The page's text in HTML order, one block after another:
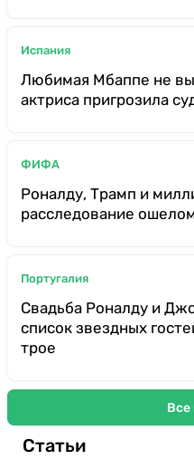
Испания
Любимая Мбаппе не
актриса пригрозила
ФИФА
Роналду, Трамп и
расследование
Португалия
Свадьба Роналду и
список звездных
трое
Все
Статьи